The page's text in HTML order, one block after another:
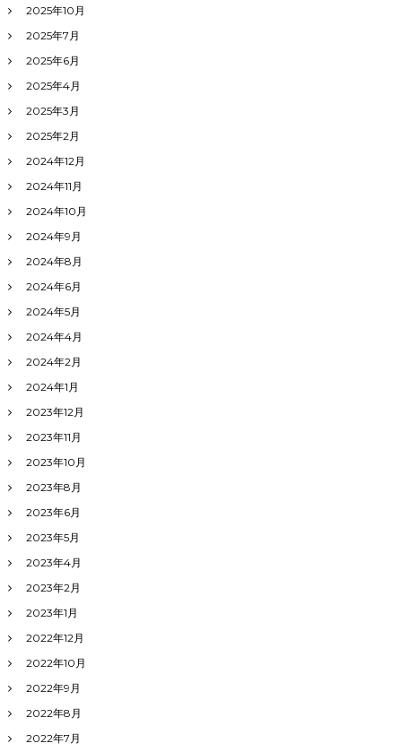
2025年10月
2025年7月
2025年6月
2025年4月
2025年3月
2025年2月
2024年12月
2024年11月
2024年10月
2024年9月
2024年8月
2024年6月
2024年5月
2024年4月
2024年2月
2024年1月
2023年12月
2023年11月
2023年10月
2023年8月
2023年6月
2023年5月
2023年4月
2023年2月
2023年1月
2022年12月
2022年10月
2022年9月
2022年8月
2022年7月